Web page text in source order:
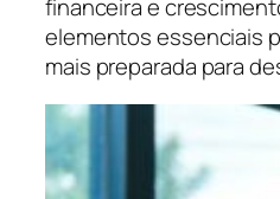
financeira e
elementos essenciais
mais preparada para